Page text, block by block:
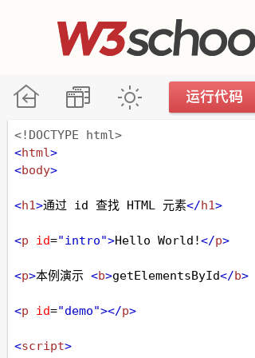
<!DOCTYPE html>
<html>
<body>
<h1>通过 id 查找 HTML 元素</h1>
<p id="intro">Hello World!</p>
<p>本例演示 <b>getElementsById</b>
<p id="demo"></p>
<script>